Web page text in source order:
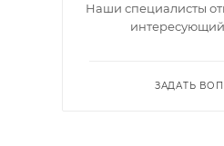
Наши специалисты
ЗАДАТЬ